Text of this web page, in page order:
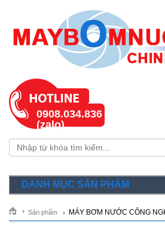
0908.034.836
(zalo)
DANH MỤC SẢN PHẨM
Sản phẩm MÁY BƠM NƯỚC CÔNG